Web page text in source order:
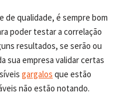
de qualidade, é sempre bom
poder testar a correlação
resultados, se serão ou
sua empresa validar certas
gargalos que estão
não estão notando.